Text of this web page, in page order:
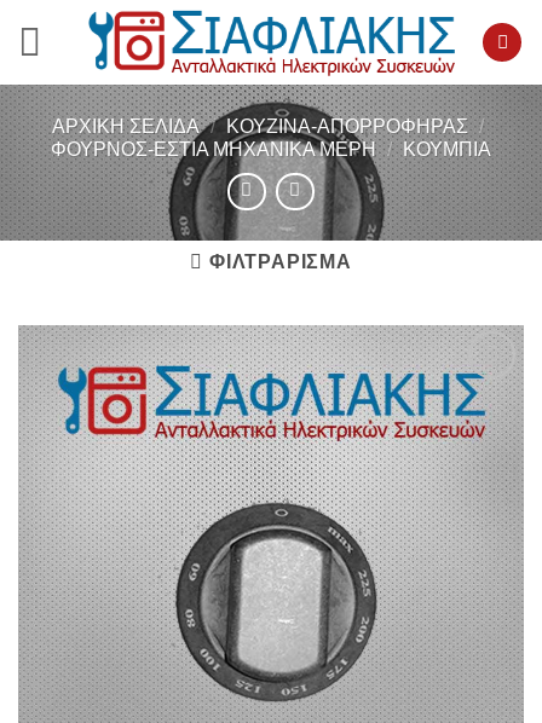
περιεχόμενο
ΑΡΧΙΚΉ ΣΕΛΊΔΑ / ΚΟΥΖΙΝΑ-ΑΠΟΡΡΟΦΗΡΑΣ /
ΦΟΥΡΝΟΣ-ΕΣΤΙΑ ΜΗΧΑΝΙΚΑ ΜΕΡΗ / ΚΟΥΜΠΙΆ
ΦΙΛΤΡΆΡΙΣΜΑ
Add to
wishlist